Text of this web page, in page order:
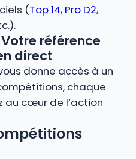
(Top 14, Pro D2,
référence
direct
donne accès à un
chaque
au cœur de l’action